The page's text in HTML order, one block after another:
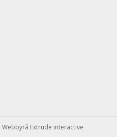
Webbyrå Extrude interactive